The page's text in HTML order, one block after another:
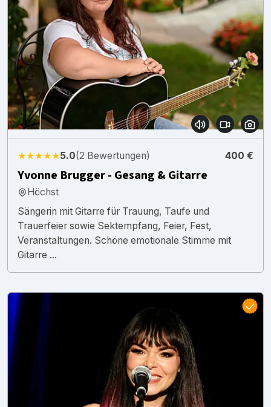
★★★★★5.0(2 Bewertungen) 400 €
Yvonne Brugger - Gesang & Gitarre
Höchst
Sängerin mit Gitarre für Trauung, Taufe und
Trauerfeier sowie Sektempfang, Feier, Fest,
Veranstaltungen. Schöne emotionale Stimme mit
Gitarre ...